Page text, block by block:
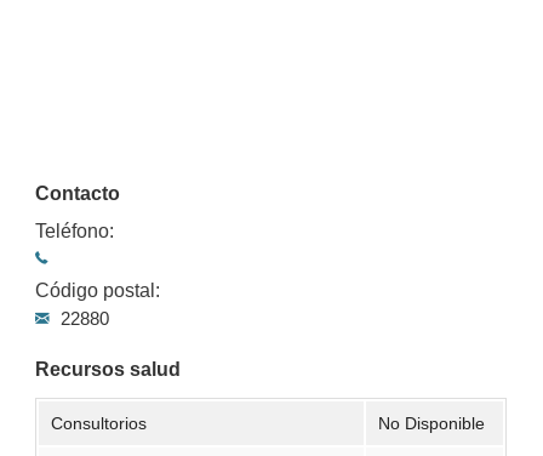
Contacto
Teléfono:
Código postal:
22880
Recursos salud
Consultorios No Disponible